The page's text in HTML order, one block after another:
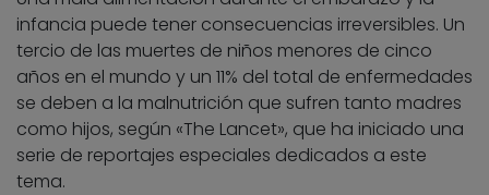
infancia puede tener consecuencias irreversibles. Un
tercio de las muertes de niños menores de cinco
años en el mundo y un 11% del total de enfermedades
se deben a la malnutrición que sufren tanto madres
como hijos, según «The Lancet», que ha iniciado una
serie de reportajes especiales dedicados a este
tema.